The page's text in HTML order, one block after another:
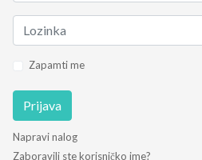
Zapamti me
Prijava
Napravi nalog
Zaboravili ste korisničko ime?